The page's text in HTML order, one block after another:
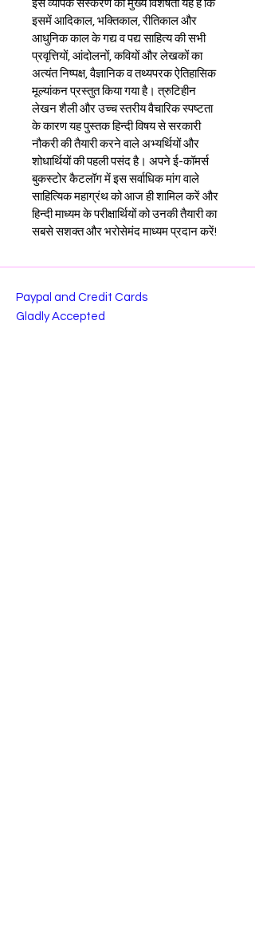
इस व्यापक संस्करण की मुख्य विशेषता यह है कि
इसमें आदिकाल, भक्तिकाल, रीतिकाल और
आधुनिक काल के गद्य व पद्य साहित्य की सभी
प्रवृत्तियों, आंदोलनों, कवियों और लेखकों का
अत्यंत निष्पक्ष, वैज्ञानिक व तथ्यपरक ऐतिहासिक
मूल्यांकन प्रस्तुत किया गया है। त्रुटिहीन
लेखन शैली और उच्च स्तरीय वैचारिक स्पष्टता
के कारण यह पुस्तक हिन्दी विषय से सरकारी
नौकरी की तैयारी करने वाले अभ्यर्थियों और
शोधार्थियों की पहली पसंद है। अपने ई-कॉमर्स
बुकस्टोर कैटलॉग में इस सर्वाधिक मांग वाले
साहित्यिक महाग्रंथ को आज ही शामिल करें और
हिन्दी माध्यम के परीक्षार्थियों को उनकी तैयारी का
सबसे सशक्त और भरोसेमंद माध्यम प्रदान करें!
Paypal and Credit Cards
Gladly Accepted